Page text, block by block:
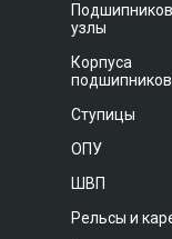
узлы
Корпуса
подшипников
Ступицы
ОПУ
ШВП
Рельсы и